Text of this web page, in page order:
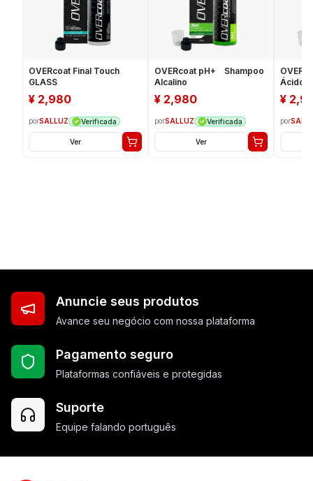
OVERcoat Final Touch
GLASS
¥ 2,980
porSALLUZ Verificada
Ver
OVERcoat pH+ Shampoo
Alcalino
¥ 2,980
porSALLUZ Verificada
Ver
Ácido
¥
por
Anuncie seus produtos
Avance seu negócio com nossa plataforma
Pagamento seguro
Plataformas confiáveis e protegidas
Suporte
Equipe falando português